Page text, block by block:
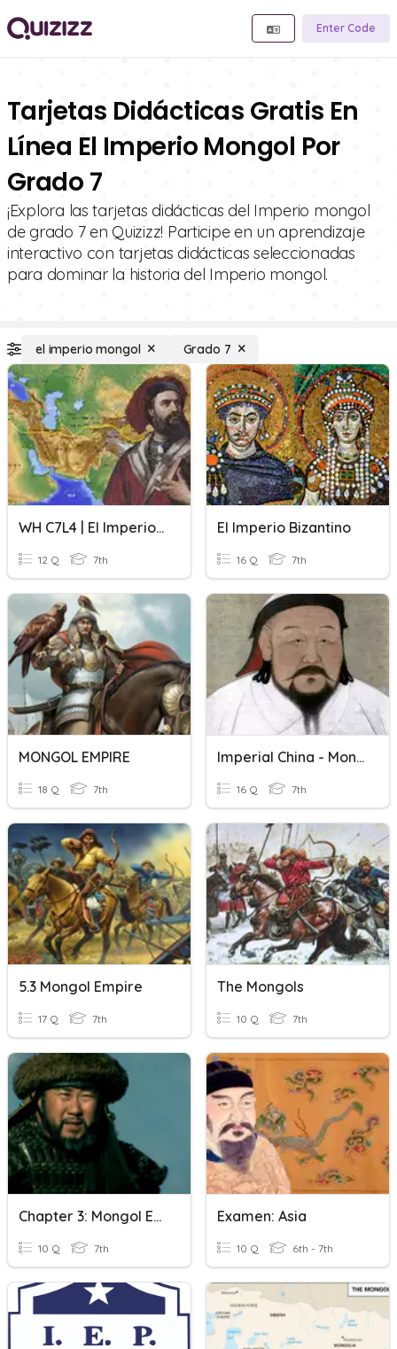
Enter Code
Tarjetas Didácticas Gratis En
Línea El Imperio Mongol Por
Grado 7
¡Explora las tarjetas didácticas del Imperio mongol
de grado 7 en Quizizz! Participe en un aprendizaje
interactivo con tarjetas didácticas seleccionadas
para dominar la historia del Imperio mongol.
el imperio mongol Grado 7
WH C7L4 | El Imperio Mongol | Marco Polo
12 Q 7th
El Imperio Bizantino
16 Q 7th
MONGOL EMPIRE
18 Q 7th
Imperial China - Mongols
16 Q 7th
5.3 Mongol Empire
17 Q 7th
The Mongols
10 Q 7th
Chapter 3: Mongol Empire
10 Q 7th
Examen: Asia
10 Q 6th - 7th